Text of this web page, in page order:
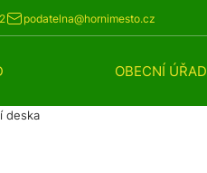
podatelna@hornimesto.cz
OBECNÍ ÚŘAD
deska